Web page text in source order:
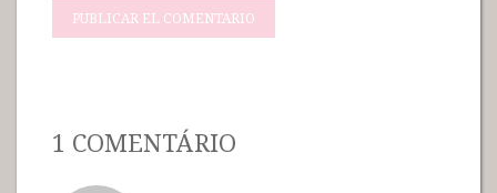
1 COMENTÁRIO